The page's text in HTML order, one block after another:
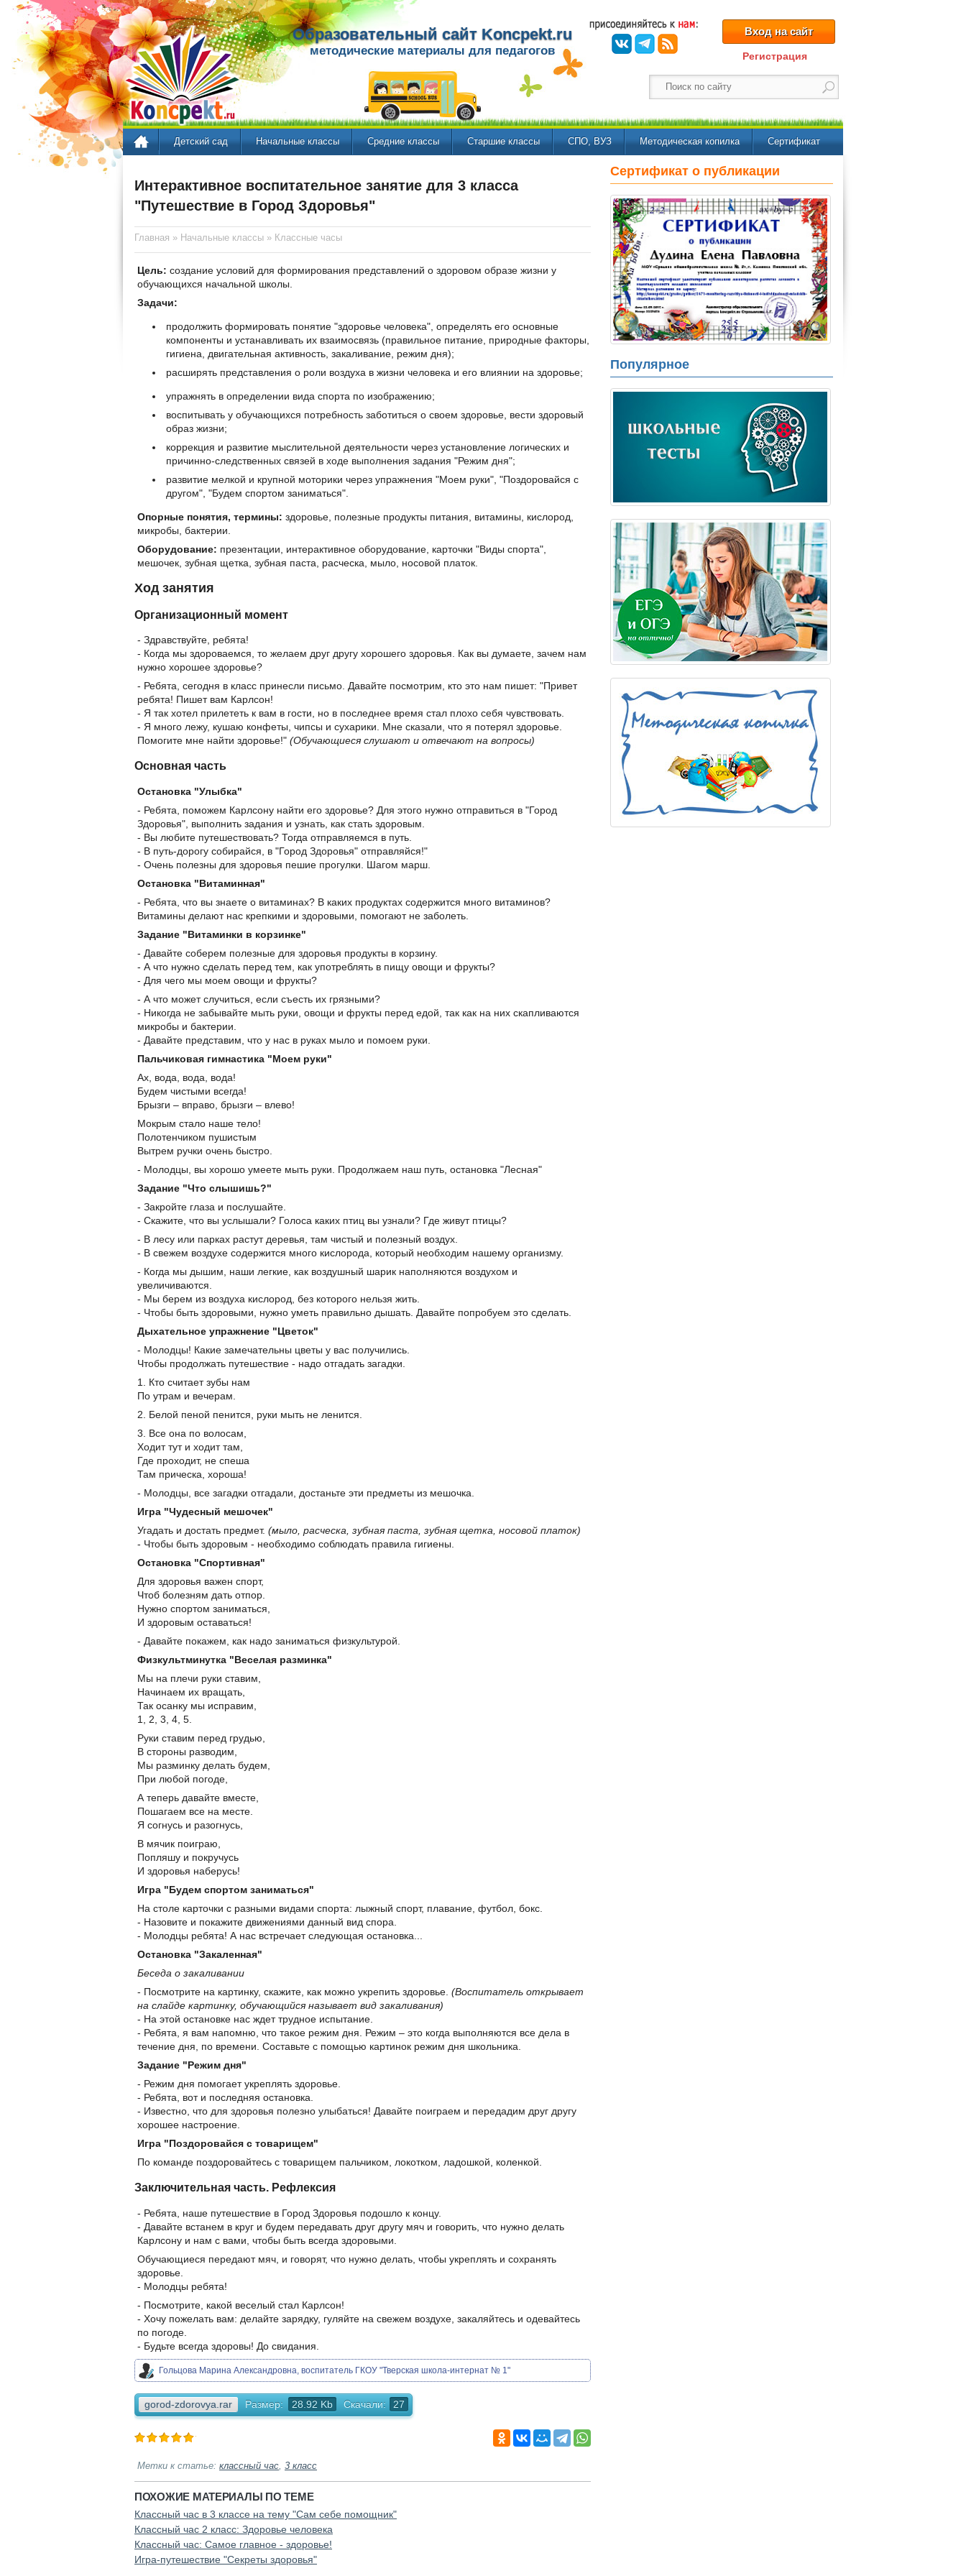
Образовательный сайт Koncpekt.ru
методические материалы для педагогов
Вход на сайт
Регистрация
Детский сад Начальные классы Средние классы Старшие классы СПО, ВУЗ Методическая копилка Сертификат
Интерактивное воспитательное занятие для 3 класса
"Путешествие в Город Здоровья"
Главная » Начальные классы » Классные часы
Цель: создание условий для формирования представлений о здоровом образе жизни у
обучающихся начальной школы.
Задачи:
продолжить формировать понятие "здоровье человека", определять его основные
компоненты и устанавливать их взаимосвязь (правильное питание, природные факторы,
гигиена, двигательная активность, закаливание, режим дня);
расширять представления о роли воздуха в жизни человека и его влиянии на здоровье;
упражнять в определении вида спорта по изображению;
воспитывать у обучающихся потребность заботиться о своем здоровье, вести здоровый
образ жизни;
коррекция и развитие мыслительной деятельности через установление логических и
причинно-следственных связей в ходе выполнения задания "Режим дня";
развитие мелкой и крупной моторики через упражнения "Моем руки", "Поздоровайся с
другом", "Будем спортом заниматься".
Опорные понятия, термины: здоровье, полезные продукты питания, витамины, кислород,
микробы, бактерии.
Оборудование: презентации, интерактивное оборудование, карточки "Виды спорта",
мешочек, зубная щетка, зубная паста, расческа, мыло, носовой платок.
Ход занятия
Организационный момент
- Здравствуйте, ребята!
- Когда мы здороваемся, то желаем друг другу хорошего здоровья. Как вы думаете, зачем нам
нужно хорошее здоровье?
- Ребята, сегодня в класс принесли письмо. Давайте посмотрим, кто это нам пишет: "Привет
ребята! Пишет вам Карлсон!
- Я так хотел прилететь к вам в гости, но в последнее время стал плохо себя чувствовать.
- Я много лежу, кушаю конфеты, чипсы и сухарики. Мне сказали, что я потерял здоровье.
Помогите мне найти здоровье!" (Обучающиеся слушают и отвечают на вопросы)
Основная часть
Остановка "Улыбка"
- Ребята, поможем Карлсону найти его здоровье? Для этого нужно отправиться в "Город
Здоровья", выполнить задания и узнать, как стать здоровым.
- Вы любите путешествовать? Тогда отправляемся в путь.
- В путь-дорогу собирайся, в "Город Здоровья" отправляйся!"
- Очень полезны для здоровья пешие прогулки. Шагом марш.
Остановка "Витаминная"
- Ребята, что вы знаете о витаминах? В каких продуктах содержится много витаминов?
Витамины делают нас крепкими и здоровыми, помогают не заболеть.
Задание "Витаминки в корзинке"
- Давайте соберем полезные для здоровья продукты в корзину.
- А что нужно сделать перед тем, как употреблять в пищу овощи и фрукты?
- Для чего мы моем овощи и фрукты?
- А что может случиться, если съесть их грязными?
- Никогда не забывайте мыть руки, овощи и фрукты перед едой, так как на них скапливаются
микробы и бактерии.
- Давайте представим, что у нас в руках мыло и помоем руки.
Пальчиковая гимнастика "Моем руки"
Ах, вода, вода, вода!
Будем чистыми всегда!
Брызги – вправо, брызги – влево!
Мокрым стало наше тело!
Полотенчиком пушистым
Вытрем ручки очень быстро.
- Молодцы, вы хорошо умеете мыть руки. Продолжаем наш путь, остановка "Лесная"
Задание "Что слышишь?"
- Закройте глаза и послушайте.
- Скажите, что вы услышали? Голоса каких птиц вы узнали? Где живут птицы?
- В лесу или парках растут деревья, там чистый и полезный воздух.
- В свежем воздухе содержится много кислорода, который необходим нашему организму.
- Когда мы дышим, наши легкие, как воздушный шарик наполняются воздухом и
увеличиваются.
- Мы берем из воздуха кислород, без которого нельзя жить.
- Чтобы быть здоровыми, нужно уметь правильно дышать. Давайте попробуем это сделать.
Дыхательное упражнение "Цветок"
- Молодцы! Какие замечательны цветы у вас получились.
Чтобы продолжать путешествие - надо отгадать загадки.
1. Кто считает зубы нам
По утрам и вечерам.
2. Белой пеной пенится, руки мыть не ленится.
3. Все она по волосам,
Ходит тут и ходит там,
Где проходит, не спеша
Там прическа, хороша!
- Молодцы, все загадки отгадали, достаньте эти предметы из мешочка.
Игра "Чудесный мешочек"
Угадать и достать предмет. (мыло, расческа, зубная паста, зубная щетка, носовой платок)
- Чтобы быть здоровым - необходимо соблюдать правила гигиены.
Остановка "Спортивная"
Для здоровья важен спорт,
Чтоб болезням дать отпор.
Нужно спортом заниматься,
И здоровым оставаться!
- Давайте покажем, как надо заниматься физкультурой.
Физкультминутка "Веселая разминка"
Мы на плечи руки ставим,
Начинаем их вращать,
Так осанку мы исправим,
1, 2, 3, 4, 5.
Руки ставим перед грудью,
В стороны разводим,
Мы разминку делать будем,
При любой погоде,
А теперь давайте вместе,
Пошагаем все на месте.
Я согнусь и разогнусь,
В мячик поиграю,
Попляшу и покручусь
И здоровья наберусь!
Игра "Будем спортом заниматься"
На столе карточки с разными видами спорта: лыжный спорт, плавание, футбол, бокс.
- Назовите и покажите движениями данный вид спора.
- Молодцы ребята! А нас встречает следующая остановка...
Остановка "Закаленная"
Беседа о закаливании
- Посмотрите на картинку, скажите, как можно укрепить здоровье. (Воспитатель открывает
на слайде картинку, обучающийся называет вид закаливания)
- На этой остановке нас ждет трудное испытание.
- Ребята, я вам напомню, что такое режим дня. Режим – это когда выполняются все дела в
течение дня, по времени. Составьте с помощью картинок режим дня школьника.
Задание "Режим дня"
- Режим дня помогает укреплять здоровье.
- Ребята, вот и последняя остановка.
- Известно, что для здоровья полезно улыбаться! Давайте поиграем и передадим друг другу
хорошее настроение.
Игра "Поздоровайся с товарищем"
По команде поздоровайтесь с товарищем пальчиком, локотком, ладошкой, коленкой.
Заключительная часть. Рефлексия
- Ребята, наше путешествие в Город Здоровья подошло к концу.
- Давайте встанем в круг и будем передавать друг другу мяч и говорить, что нужно делать
Карлсону и нам с вами, чтобы быть всегда здоровыми.
Обучающиеся передают мяч, и говорят, что нужно делать, чтобы укреплять и сохранять
здоровье.
- Молодцы ребята!
- Посмотрите, какой веселый стал Карлсон!
- Хочу пожелать вам: делайте зарядку, гуляйте на свежем воздухе, закаляйтесь и одевайтесь
по погоде.
- Будьте всегда здоровы! До свидания.
Гольцова Марина Александровна, воспитатель ГКОУ "Тверская школа-интернат № 1"
gorod-zdorovya.rar Размер: 28.92 Kb Скачали: 27
Метки к статье: классный час, 3 класс
ПОХОЖИЕ МАТЕРИАЛЫ ПО ТЕМЕ
Классный час в 3 классе на тему "Сам себе помощник"
Классный час 2 класс: Здоровье человека
Классный час: Самое главное - здоровье!
Игра-путешествие "Секреты здоровья"
Сертификат о публикации
Популярное